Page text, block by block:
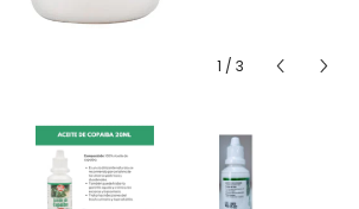
1 / 3